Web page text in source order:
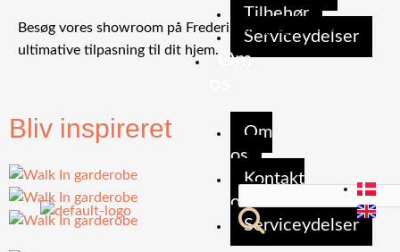
Tilbehør
Serviceydelser
Om
Om
os
Kontakt
os
Serviceydelser
Besøg vores showroom på Frederiksberg og oplev den
ultimative tilpasning til dit hjem.
Bliv inspireret